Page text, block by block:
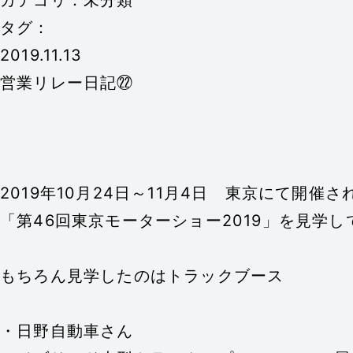
タグ：
2019.11.13
営業リレー日記㉒
2019年10月24日～11月4日 東京にて開催さ
「第46回東京モーターショー2019」を見学し
もちろん見学したのはトラックブース
・日野自動車さん